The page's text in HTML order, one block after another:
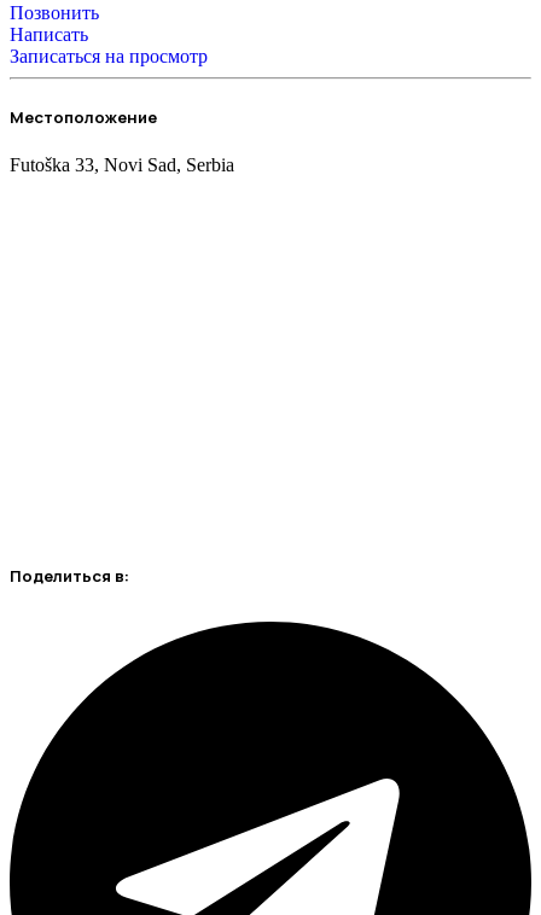
Позвонить
Написать
Записаться на просмотр
Местоположение
Futoška 33, Novi Sad, Serbia
Поделиться в: